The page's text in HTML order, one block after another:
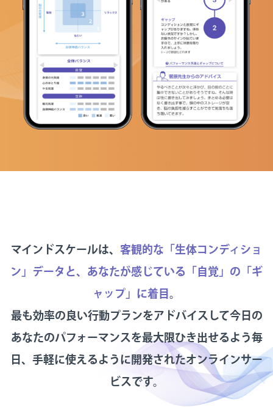
マインドスケールは、 客観的な「生体コンディショ
ン」データと、 あなたが感じている「自覚」の「ギ
ャップ」に着目 。
最も効率の良い行動プランをアドバイスして今日の
あなたのパフォーマンスを最大限ひき出せるよう毎
日、手軽に使えるように開発されたオンラインサー
ビスです。